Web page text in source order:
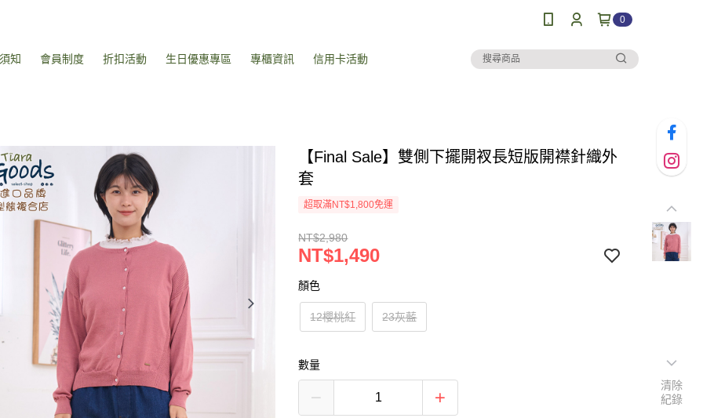
0
知 會員制度 折扣活動 生日優惠專區 專櫃資訊 信用卡活動
【Final Sale】雙側下擺開衩長短版開襟針織外
套
超取滿NT$1,800免運
NT$2,980
NT$1,490
顏色
12櫻桃紅 23灰藍
數量
清除
紀錄